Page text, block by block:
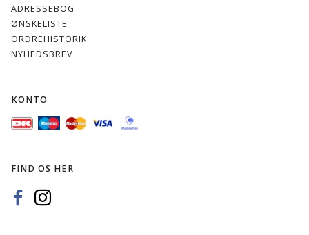
ADRESSEBOG
ØNSKELISTE
ORDREHISTORIK
NYHEDSBREV
KONTO
FIND OS HER